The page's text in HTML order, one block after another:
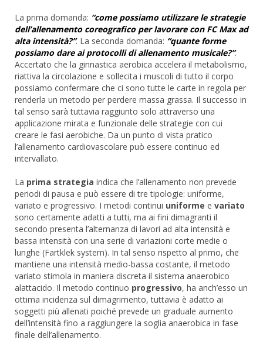
La prima domanda: “come possiamo utilizzare le strategie
dell’allenamento coreografico per lavorare con FC Max ad
alta intensità?”. La seconda domanda: “quante forme
possiamo dare ai protocolli di allenamento musicale?”.
Accertato che la ginnastica aerobica accelera il metabolismo,
riattiva la circolazione e sollecita i muscoli di tutto il corpo
possiamo confermare che ci sono tutte le carte in regola per
renderla un metodo per perdere massa grassa. Il successo in
tal senso sarà tuttavia raggiunto solo attraverso una
applicazione mirata e funzionale delle strategie con cui
creare le fasi aerobiche. Da un punto di vista pratico
l’allenamento cardiovascolare può essere continuo ed
intervallato.
La prima strategia indica che l’allenamento non prevede
periodi di pausa e può essere di tre tipologie: uniforme,
variato e progressivo. I metodi continui uniforme e variato
sono certamente adatti a tutti, ma ai fini dimagranti il
secondo presenta l’alternanza di lavori ad alta intensità e
bassa intensità con una serie di variazioni corte medie o
lunghe (Fartklek system). In tal senso rispetto al primo, che
mantiene una intensità medio-bassa costante, il metodo
variato stimola in maniera discreta il sistema anaerobico
alattacido. Il metodo continuo progressivo, ha anch’esso un
ottima incidenza sul dimagrimento, tuttavia è adatto ai
soggetti più allenati poiché prevede un graduale aumento
dell’intensità fino a raggiungere la soglia anaerobica in fase
finale dell’allenamento.